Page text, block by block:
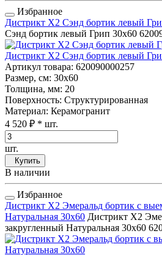
Избранное
Дистрикт Х2 Сэнд бортик левый
Сэнд бортик левый Грип 30x60
Дистрикт Х2 Сэнд бортик левый
Артикул товара: 620090000257
Размер, см: 30x60
Толщина, мм: 20
Поверхность: Структурированная
Материал: Керамогранит
4 520 ₽ * шт.
шт.
Купить
В наличии
Избранное
Дистрикт Х2 Эмеральд бортик с
Натуральная 30x60 Дистрикт Х2
закругленный Натуральная 30x60